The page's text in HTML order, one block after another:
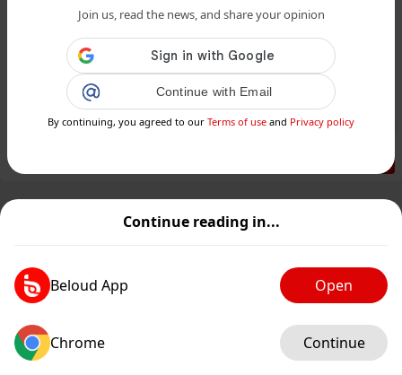
Continue reading in...
Beloud App Open
Chrome Continue
Join us, read the news, and share your opinion
Continue with Email
By continuing, you agreed to our Terms of use and Privacy policy
www.siciliafan.it
Biodivino 2025, consegnati undici ori
e altrettanti argenti alle cantine
produttrici di vi...
Public Private